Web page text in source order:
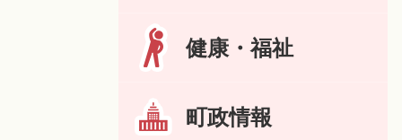
健康・福祉
町政情報